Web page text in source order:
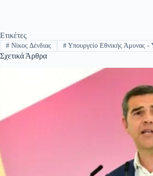
Ετικέτες
#Νίκος Δένδιας #Υπουργείο Εθνικής Άμυνας
Σχετικά Άρθρα